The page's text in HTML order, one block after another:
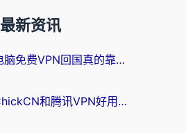
最新资讯
海外党必看：电脑免费VPN回国真的靠谱吗？附实测对比与最优方案指南
海外党必看：ChickCN和腾讯VPN好用吗？3招选对回国加速器，告别地区限制